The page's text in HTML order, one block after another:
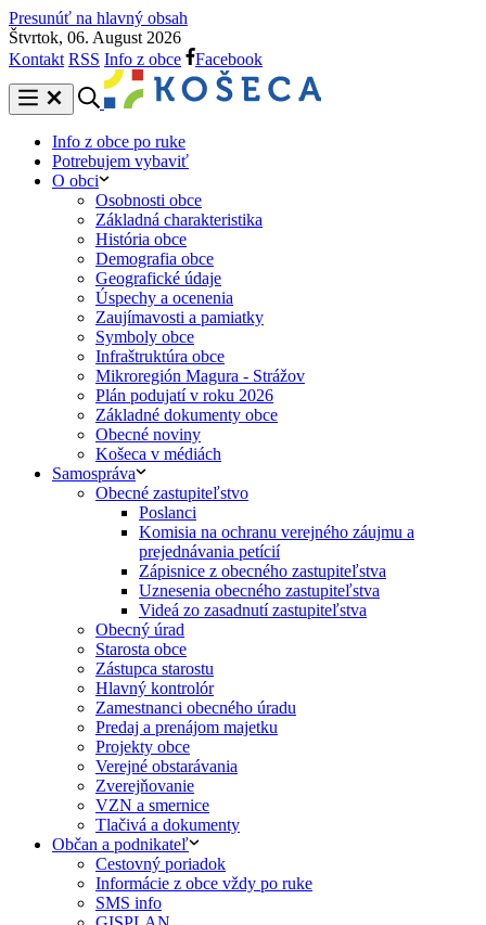
Presunúť na hlavný obsah
Štvrtok, 06. August 2026
Kontakt RSS Info z obce Facebook
Info z obce po ruke
Potrebujem vybaviť
O obci
Osobnosti obce
Základná charakteristika
História obce
Demografia obce
Geografické údaje
Úspechy a ocenenia
Zaujímavosti a pamiatky
Symboly obce
Infraštruktúra obce
Mikroregión Magura - Strážov
Plán podujatí v roku 2026
Základné dokumenty obce
Obecné noviny
Košeca v médiách
Samospráva
Obecné zastupiteľstvo
Poslanci
Komisia na ochranu verejného záujmu a
prejednávania petícií
Zápisnice z obecného zastupiteľstva
Uznesenia obecného zastupiteľstva
Videá zo zasadnutí zastupiteľstva
Obecný úrad
Starosta obce
Zástupca starostu
Hlavný kontrolór
Zamestnanci obecného úradu
Predaj a prenájom majetku
Projekty obce
Verejné obstarávania
Zverejňovanie
VZN a smernice
Tlačivá a dokumenty
Občan a podnikateľ
Cestovný poriadok
Informácie z obce vždy po ruke
SMS info